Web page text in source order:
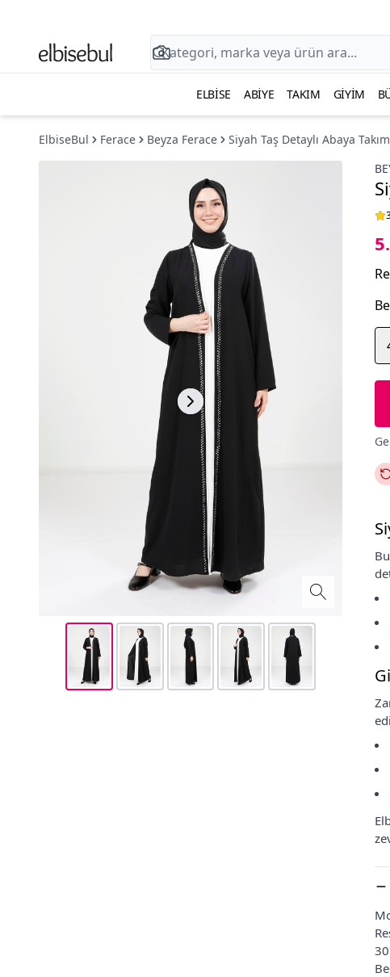
ELBISE ABIYE TAKIM GIYIM
ElbiseBul Ferace Beyza Ferace
Siyah Taş Detaylı Abaya Takım